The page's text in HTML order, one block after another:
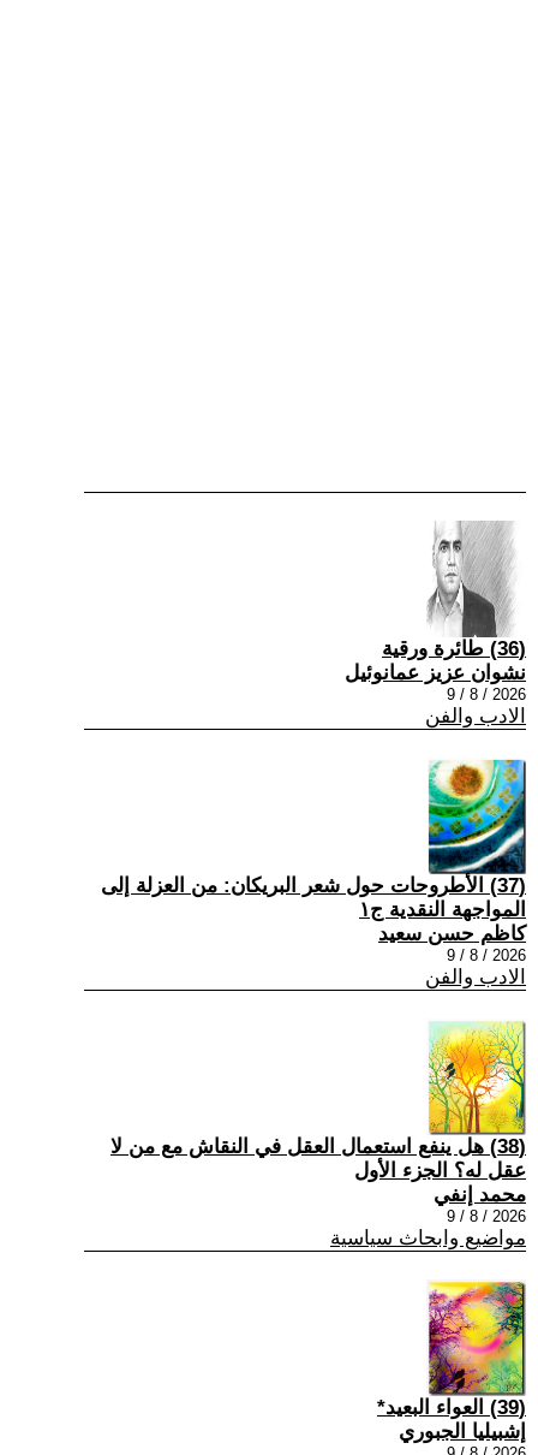
(36) طائرة ورقية
نشوان عزيز عمانوئيل
2026 / 8 / 9
الادب والفن
(37) الأطروحات حول شعر البريكان: من العزلة إلى
المواجهة النقدية ج١
كاظم حسن سعيد
2026 / 8 / 9
الادب والفن
(38) هل ينفع استعمال العقل في النقاش مع من لا
عقل له؟ الجزء الأول
محمد إنفي
2026 / 8 / 9
مواضيع وابحاث سياسية
(39) العواء البعيد*
إشبيليا الجبوري